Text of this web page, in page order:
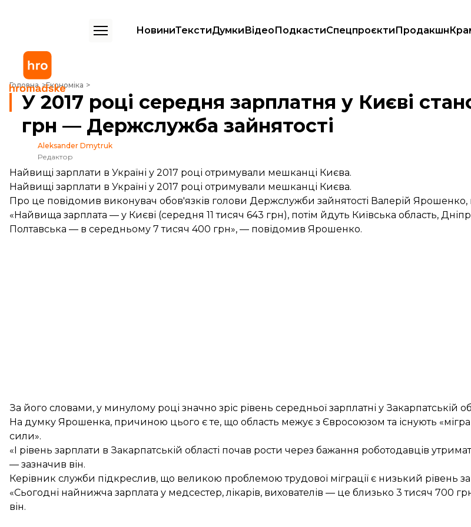
НовиниТекстиДумкиВідеоПодкастиСпецпроєктиПродакшн
Головна Економіка
У 2017 році середня зарплатня у Києві становила 11 тис 643 грн — Держслужба зайнятості
У 2017 році середня зарплатня у Києві
грн — Держслужба зайнятості
Aleksander Dmytruk
Редактор
Найвищі зарплати в Україні у 2017 році отримували мешканці Києва.
Найвищі зарплати в Україні у 2017 році отримували мешканці Києва.
Про це повідомив виконувач обов'язків голови Держслужби зайнятості Валерій Ярошенко,
«Найвища зарплата — у Києві (середня 11 тисяч 643 грн), потім йдуть Київська область,
Полтавська — в середньому 7 тисяч 400 грн», — повідомив Ярошенко.
За його словами, у минулому році значно зріс рівень середньої зарплатні у Закарпатській
На думку Ярошенка, причиною цього є те, що область межує з Євросоюзом та існують
сили».
«І рівень зарплати в Закарпатській області почав рости через бажання роботодавців
— зазначив він.
Керівник служби підкреслив, що великою проблемою трудової міграції є низький рівень
«Сьогодні найнижча зарплата у медсестер, лікарів, вихователів — це близько 3 тисяч 700
він.